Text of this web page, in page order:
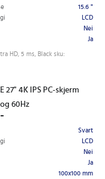
15.6 "
LCD
Nei
Ja
HD, 5 ms, Black sku:
27" 4K IPS PC-skjerm
60Hz
Svart
LCD
Nei
Ja
100x100 mm